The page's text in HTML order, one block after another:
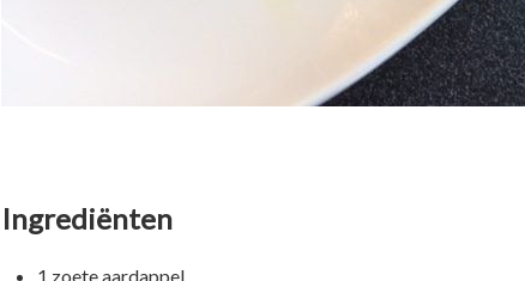
Ingrediënten
1 zoete aardappel